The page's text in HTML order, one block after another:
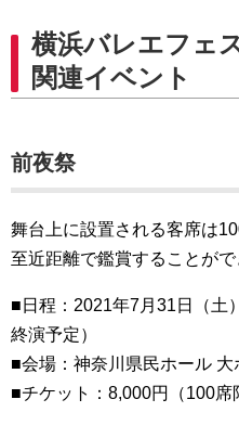
横浜バレエフェ
関連イベント
前夜祭
舞台上に設置される客席は
至近距離で鑑賞することがで
■日程：2021年7月31日（土
終演予定）
■会場：神奈川県民ホール 大
■チケット：8,000円（100席